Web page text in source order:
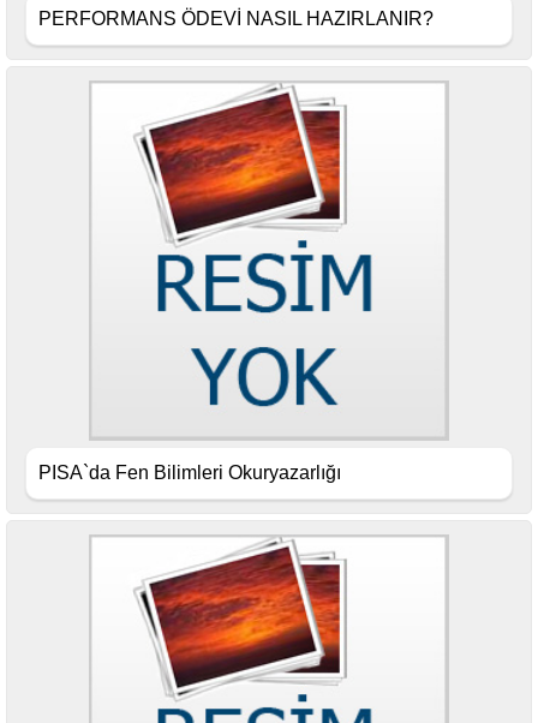
PERFORMANS ÖDEVİ NASIL HAZIRLANIR?
PISA`da Fen Bilimleri Okuryazarlığı